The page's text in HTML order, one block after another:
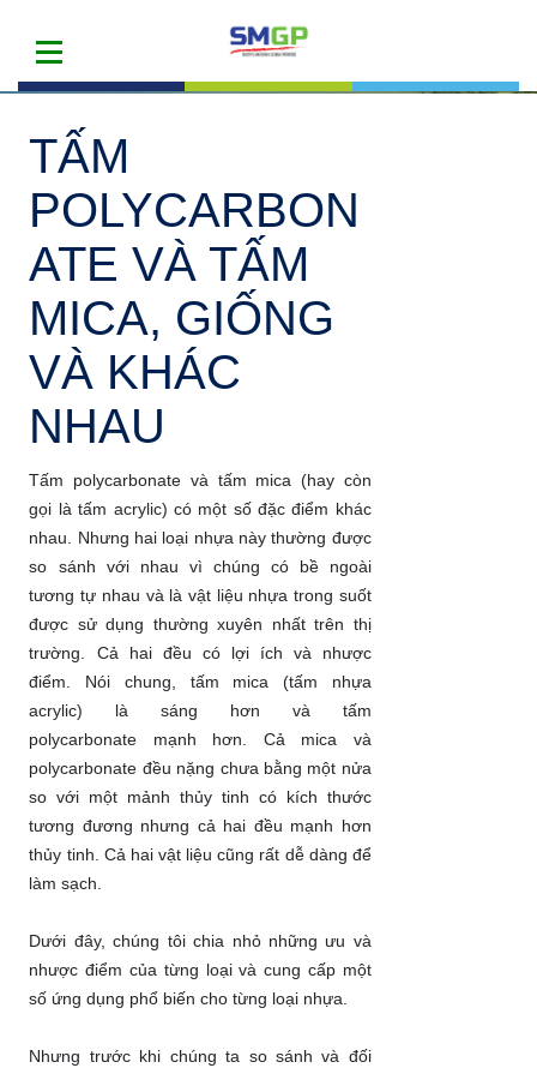
TẤM
POLYCARBON
ATE VÀ TẤM
MICA, GIỐNG
VÀ KHÁC
NHAU
Tấm polycarbonate và tấm mica (hay còn
gọi là tấm acrylic) có một số đặc điểm khác
nhau. Nhưng hai loại nhựa này thường được
so sánh với nhau vì chúng có bề ngoài
tương tự nhau và là vật liệu nhựa trong suốt
được sử dụng thường xuyên nhất trên thị
trường. Cả hai đều có lợi ích và nhược
điểm. Nói chung, tấm mica (tấm nhựa
acrylic) là sáng hơn và tấm
polycarbonate mạnh hơn. Cả mica và
polycarbonate đều nặng chưa bằng một nửa
so với một mảnh thủy tinh có kích thước
tương đương nhưng cả hai đều mạnh hơn
thủy tinh. Cả hai vật liệu cũng rất dễ dàng để
làm sạch.
Dưới đây, chúng tôi chia nhỏ những ưu và
nhược điểm của từng loại và cung cấp một
số ứng dụng phổ biến cho từng loại nhựa.
Nhưng trước khi chúng ta so sánh và đối